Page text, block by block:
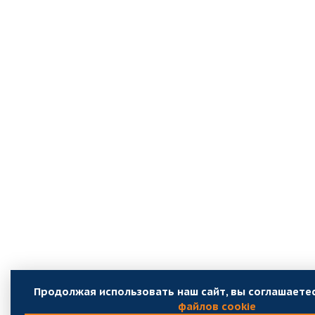
Продолжая использовать наш сайт, вы
файлов cookie